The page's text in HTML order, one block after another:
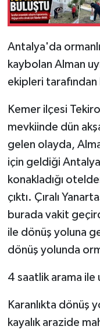
Antalya'da
kaybolan Alman
ekipleri tarafından
Kemer ilçesi
mevkiinde dün
gelen olayda,
için geldiği
konakladığı
çıktı. Çıralı
burada vakit
ile dönüş yoluna
dönüş yolunda
4 saatlik arama ile
Karanlıkta dönüş
kayalık arazide
SAĞLIK
Tarihi
Türkiye
Yerel
İletişim
Künye